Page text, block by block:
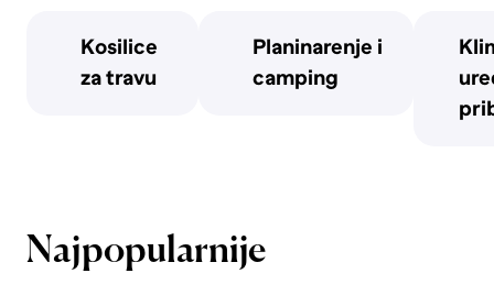
Kosilice
za travu
Planinarenje i
camping
Najpopularnije